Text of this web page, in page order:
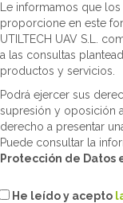
Le informamos que
proporcione en este
UTILTECH UAV S.L.
a las consultas
productos y servicios.
Podrá ejercer sus
supresión y oposición
derecho a presentar
Puede consultar la
Protección de Datos
He leído y acepto